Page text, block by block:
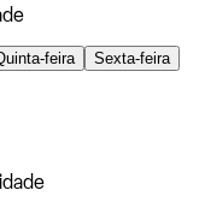
feira
Sexta-feira